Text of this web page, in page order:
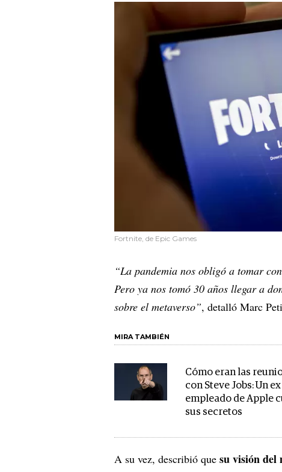
Fortnite, de Epic Games
“La pandemia nos obligó a tomar
Pero ya nos tomó 30 años llegar a
sobre el metaverso”, detalló Marc
MIRA TAMBIÉN
Cómo eran las
con Steve Jobs: Un ex
empleado de Apple
sus secretos
A su vez, describió que su visión del